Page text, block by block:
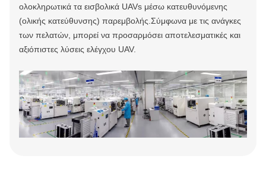
ολοκληρωτικά τα εισβολικά UAVs μέσω κατευθυνόμενης
(ολικής κατεύθυνσης) παρεμβολής.Σύμφωνα με τις ανάγκες
των πελατών, μπορεί να προσαρμόσει αποτελεσματικές και
αξιόπιστες λύσεις ελέγχου UAV.